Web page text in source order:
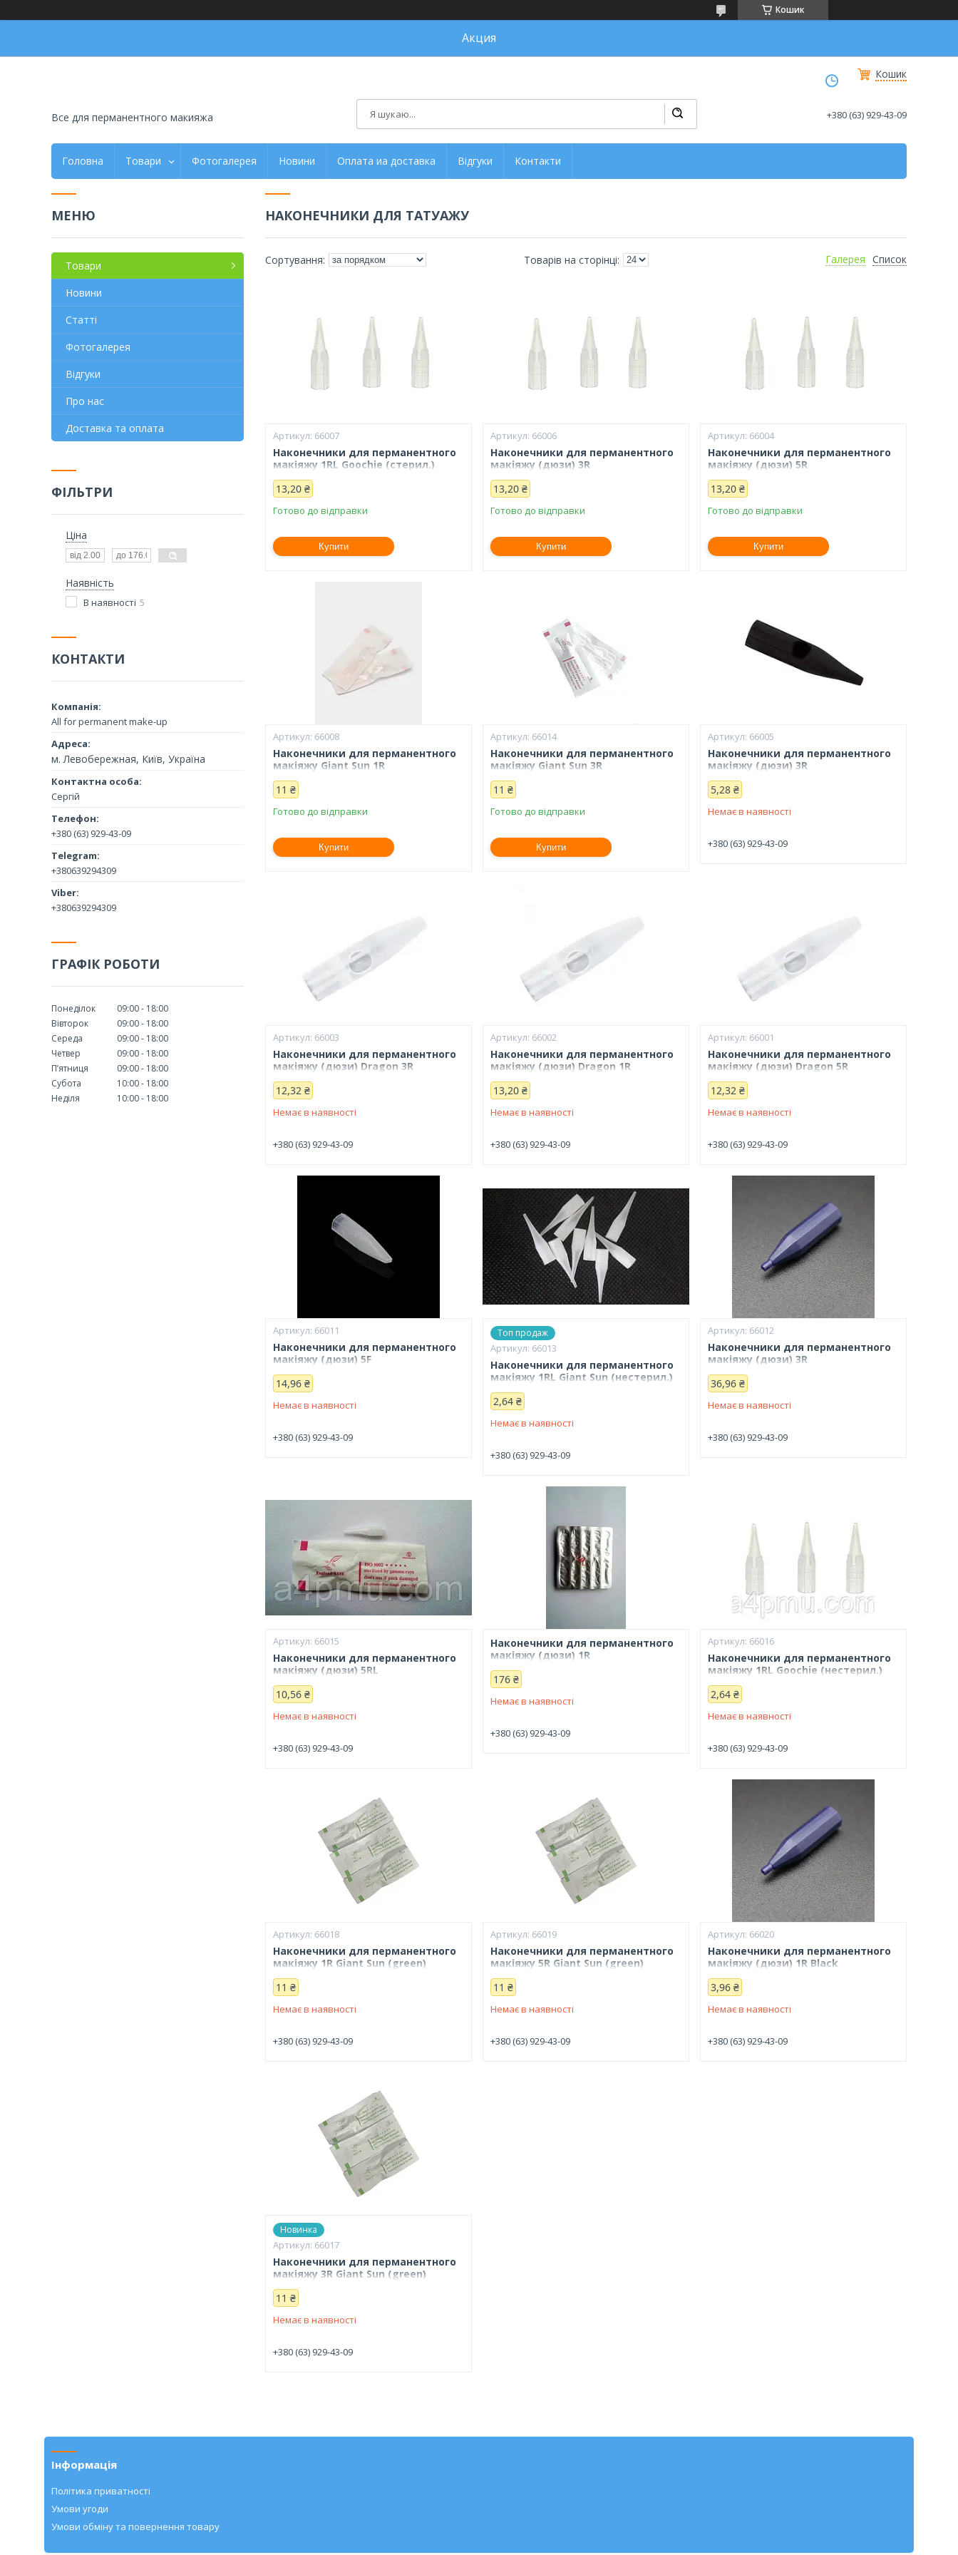
Кошик
Акция
Кошик
Все для перманентного макияжа +380 (63) 929-43-09
Головна Товари Фотогалерея Новини Оплата иа доставка Відгуки Контакти
НАКОНЕЧНИКИ ДЛЯ ТАТУАЖУ
Галерея Список
66007
Наконечники для перманентного
макіяжу 1RL Goochie (стерил.)
13,20 ₴
Готово до відправки
Купити
66006
Наконечники для перманентного
макіяжу (дюзи) 3R
13,20 ₴
Готово до відправки
Купити
66004
Наконечники для перманентного
макіяжу (дюзи) 5R
13,20 ₴
Готово до відправки
Купити
66008
Наконечники для перманентного
макіяжу Giant Sun 1R
11 ₴
Готово до відправки
Купити
66014
Наконечники для перманентного
макіяжу Giant Sun 3R
11 ₴
Готово до відправки
Купити
66005
Наконечники для перманентного
макіяжу (дюзи) 3R
5,28 ₴
Немає в наявності
+380 (63) 929-43-09
66003
Наконечники для перманентного
макіяжу (дюзи) Dragon 3R
12,32 ₴
Немає в наявності
+380 (63) 929-43-09
66002
Наконечники для перманентного
макіяжу (дюзи) Dragon 1R
13,20 ₴
Немає в наявності
+380 (63) 929-43-09
66001
Наконечники для перманентного
макіяжу (дюзи) Dragon 5R
12,32 ₴
Немає в наявності
+380 (63) 929-43-09
66011
Наконечники для перманентного
макіяжу (дюзи) 5F
14,96 ₴
Немає в наявності
+380 (63) 929-43-09
Топ продаж
66013
Наконечники для перманентного
макіяжу 1RL Giant Sun (нестерил.)
2,64 ₴
Немає в наявності
+380 (63) 929-43-09
66012
Наконечники для перманентного
макіяжу (дюзи) 3R
36,96 ₴
Немає в наявності
+380 (63) 929-43-09
66015
Наконечники для перманентного
макіяжу (дюзи) 5RL
10,56 ₴
Немає в наявності
+380 (63) 929-43-09
Наконечники для перманентного
макіяжу (дюзи) 1R
176 ₴
Немає в наявності
+380 (63) 929-43-09
66016
Наконечники для перманентного
макіяжу 1RL Goochie (нестерил.)
2,64 ₴
Немає в наявності
+380 (63) 929-43-09
66018
Наконечники для перманентного
макіяжу 1R Giant Sun (green)
11 ₴
Немає в наявності
+380 (63) 929-43-09
66019
Наконечники для перманентного
макіяжу 5R Giant Sun (green)
11 ₴
Немає в наявності
+380 (63) 929-43-09
66020
Наконечники для перманентного
макіяжу (дюзи) 1R Black
3,96 ₴
Немає в наявності
+380 (63) 929-43-09
Новинка
66017
Наконечники для перманентного
макіяжу 3R Giant Sun (green)
11 ₴
Немає в наявності
+380 (63) 929-43-09
Товари
Новини
Статті
Фотогалерея
Відгуки
Про нас
Доставка та оплата
ФІЛЬТРИ
Ціна
Наявність
В наявності 5
КОНТАКТИ
All for permanent make-up
м. Левобережная, Київ, Україна
Сергій
+380 (63) 929-43-09
+380639294309
+380639294309
ГРАФІК РОБОТИ
Понеділок 09:00
18:00
Вівторок
09:00
18:00
Середа
09:00
18:00
Четвер
09:00
18:00
Пʼятниця
09:00
18:00
Субота
10:00
18:00
Неділя
10:00 18:00
Інформація
Політика приватності
Умови угоди
Умови обміну та повернення товару